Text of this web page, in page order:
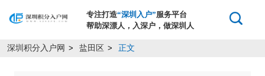
专注打造“深圳入户”服务平台
帮助深漂人，入深户，做深圳人
深圳积分入户网 > 盐田区 > 正文